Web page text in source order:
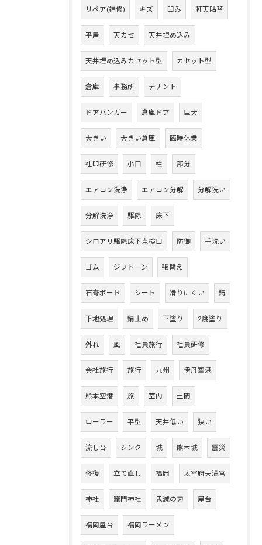
リペア(補修) キズ 凹み 軒天貼替
平屋 天カセ 天井埋め込み
天井埋め込みカセット型 カセット型
倉庫 事務所 テナント
ドアハンガー 倉庫ドア 巨大
大きい 大きい倉庫 臨時休業
社印研修 小口 柱 部分
エアコン洗浄 エアコン分解 分解洗い
分解洗浄 駆除 床下
シロアリ駆除床下点検口 防御 手洗い
ゴム ジプトーン 張替え
石膏ボード シート 滑りにくい 錆
下地処理 錆止め 下塗り 2度塗り
外れ 風 社員旅行 社員研修
会社旅行 旅行 九州 伊丹空港
熊本空港 旅 室内 土間
ローラー 平型 天井低い 狭い
流し台 シンク 城 熊本城 震災
修復 立て直し 福岡 太宰府天満宮
神社 竈門神社 鬼滅の刃 屋台
福岡屋台 福岡ラーメン